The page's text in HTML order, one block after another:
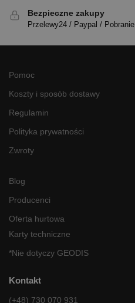
Bezpieczne zakupy
Przelewy24 / Paypal / Pobranie
Pomoc
Koszty i sposób dostawy
Regulamin
Polityka prywatności
Zwroty
Blog
Producenci
Oferta hurtowa
Karty techniczne
*Nie dotyczy GEODIS
Kontakt
(+48) 730 070 931